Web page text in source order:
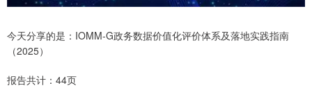
今天分享的是：IOMM-G政务数据价值化评价体系及落地实践指南
（2025）
报告共计：44页